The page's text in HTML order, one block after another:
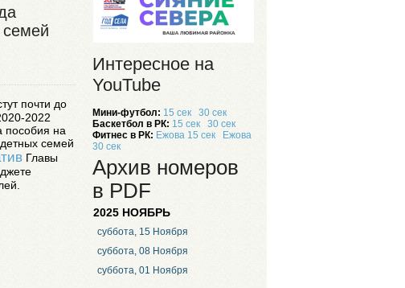
почти до
2022
пособия на
семей
Главы
Интересное на
YouTube
Мини-футбол: 15 сек
30 сек
Баскетбол в РК: 15 сек
30 сек
Фитнес в РК: Ежова 15 сек
Ежова
30 сек
Архив номеров
в PDF
2025 НОЯБРЬ
суббота, 15 Ноября
суббота, 08 Ноября
суббота, 01 Ноября